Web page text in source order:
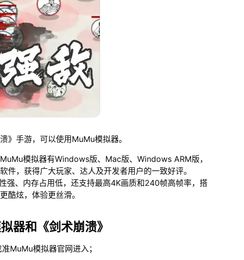
》手游，可以使用MuMu模拟器。
模拟器有Windows版、Mac版、Windows ARM版，
件，获得广大玩家、达人及开发者用户的一致好评。
强、内存占用低，还支持最高4K画质和240帧高帧率，搭
酷炫，体验更丝滑。
器和《剑术崩溃》
MuMu模拟器官网进入；